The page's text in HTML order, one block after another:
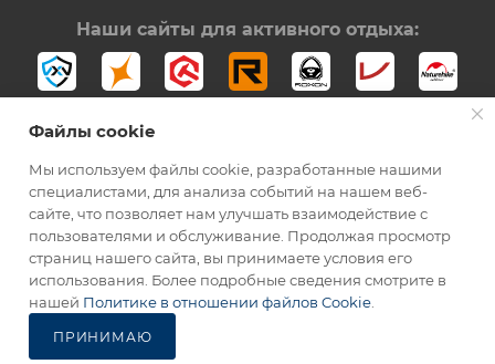
Наши сайты для активного отдыха:
2012-2026 © Официальный дистрибьютор Opinel в России
Файлы cookie
Мы используем файлы cookie, разработанные нашими
специалистами, для анализа событий на нашем веб-
сайте, что позволяет нам улучшать взаимодействие с
пользователями и обслуживание. Продолжая просмотр
страниц нашего сайта, вы принимаете условия его
использования. Более подробные сведения смотрите в
нашей Политике в отношении файлов Cookie
ПРИНИМАЮ